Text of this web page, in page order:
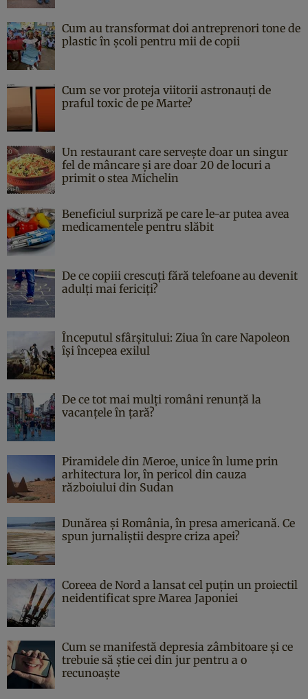
Cum au transformat doi antreprenori tone de
plastic în școli pentru mii de copii
Cum se vor proteja viitorii astronauți de
praful toxic de pe Marte?
Un restaurant care servește doar un singur
fel de mâncare și are doar 20 de locuri a
primit o stea Michelin
Beneficiul surpriză pe care le-ar putea avea
medicamentele pentru slăbit
De ce copiii crescuți fără telefoane au devenit
adulți mai fericiți?
Începutul sfârşitului: Ziua în care Napoleon
îşi începea exilul
De ce tot mai mulți români renunță la
vacanțele în țară?
Piramidele din Meroe, unice în lume prin
arhitectura lor, în pericol din cauza
războiului din Sudan
Dunărea și România, în presa americană. Ce
spun jurnaliștii despre criza apei?
Coreea de Nord a lansat cel puțin un proiectil
neidentificat spre Marea Japoniei
Cum se manifestă depresia zâmbitoare și ce
trebuie să știe cei din jur pentru a o
recunoaște